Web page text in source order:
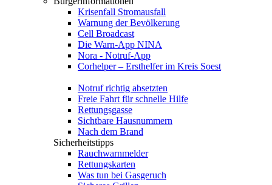
Krisenfall Stromausfall
Warnung der Bevölkerung
Cell Broadcast
Die Warn-App NINA
Nora - Notruf-App
Corhelper – Ersthelfer im Kreis Soest
Notruf richtig absetzten
Freie Fahrt für schnelle Hilfe
Rettungsgasse
Sichtbare Hausnummern
Nach dem Brand
Sicherheitstipps
Rauchwarnmelder
Rettungskarten
Was tun bei Gasgeruch